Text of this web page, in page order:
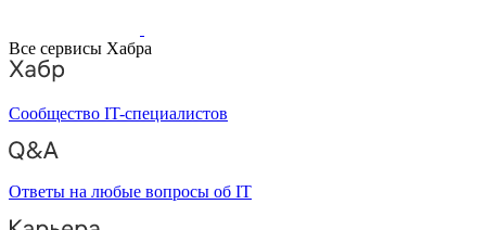
Все сервисы Хабра
Сообщество IT-специалистов
Ответы на любые вопросы об IT